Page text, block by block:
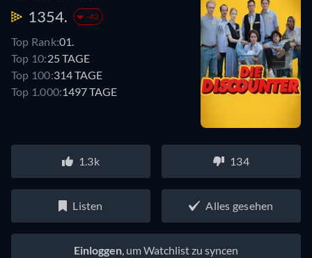
1354. -42
Top Rank:01.
Top 10:25 TAGE
Top 100:314 TAGE
Top 1.000:1497 TAGE
1.3k 134
Listen Alles gesehen
Einloggen , um Watchlist zu syncen